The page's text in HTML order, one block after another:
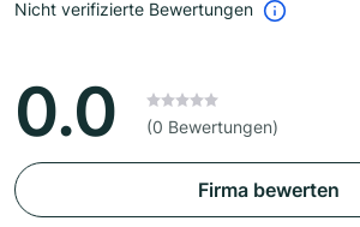
Nicht verifizierte Bewertungen
0.0 (0 Bewertungen)
Firma bewerten